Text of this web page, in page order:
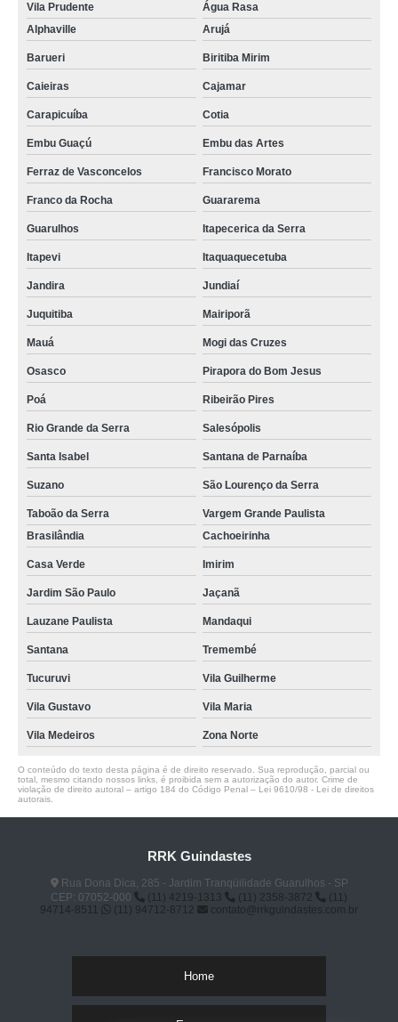
Vila Prudente
Água Rasa
Alphaville
Arujá
Barueri Biritiba Mirim
Caieiras Cajamar
Carapicuíba Cotia
Embu Guaçú Embu das Artes
Ferraz de Vasconcelos Francisco Morato
Franco da Rocha Guararema
Guarulhos Itapecerica da Serra
Itapevi Itaquaquecetuba
Jandira Jundiaí
Juquitiba Mairiporã
Mauá Mogi das Cruzes
Osasco Pirapora do Bom Jesus
Poá Ribeirão Pires
Rio Grande da Serra Salesópolis
Santa Isabel Santana de Parnaíba
Suzano São Lourenço da Serra
Taboão da Serra
Vargem Grande Paulista
Brasilândia
Cachoeirinha
Casa Verde Imirim
Jardim São Paulo Jaçanã
Lauzane Paulista Mandaqui
Santana Tremembé
Tucuruvi Vila Guilherme
Vila Gustavo Vila Maria
Vila Medeiros Zona Norte
O conteúdo do texto desta página é de direito reservado. Sua reprodução, parcial ou
total, mesmo citando nossos links, é proibida sem a autorização do autor. Crime de
violação de direito autoral – artigo 184 do Código Penal – Lei 9610/98 - Lei de direitos
autorais.
RRK Guindastes
Rua Dona Dica, 285 - Jardim Tranqüilidade Guarulhos - SP
CEP: 07052-000
(11) 4219-1313 (11) 2358-3872
(11)
94714-8511
(11) 94712-8712 contato@rrkguindastes.com.br
Home